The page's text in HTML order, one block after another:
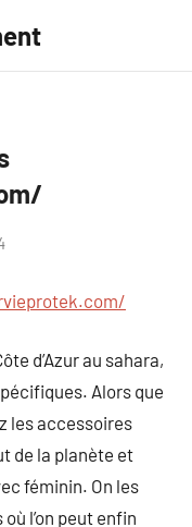
d’Azur au sahara,
Alors que
les accessoires
de la planète et
féminin. On les
l’on peut enfin